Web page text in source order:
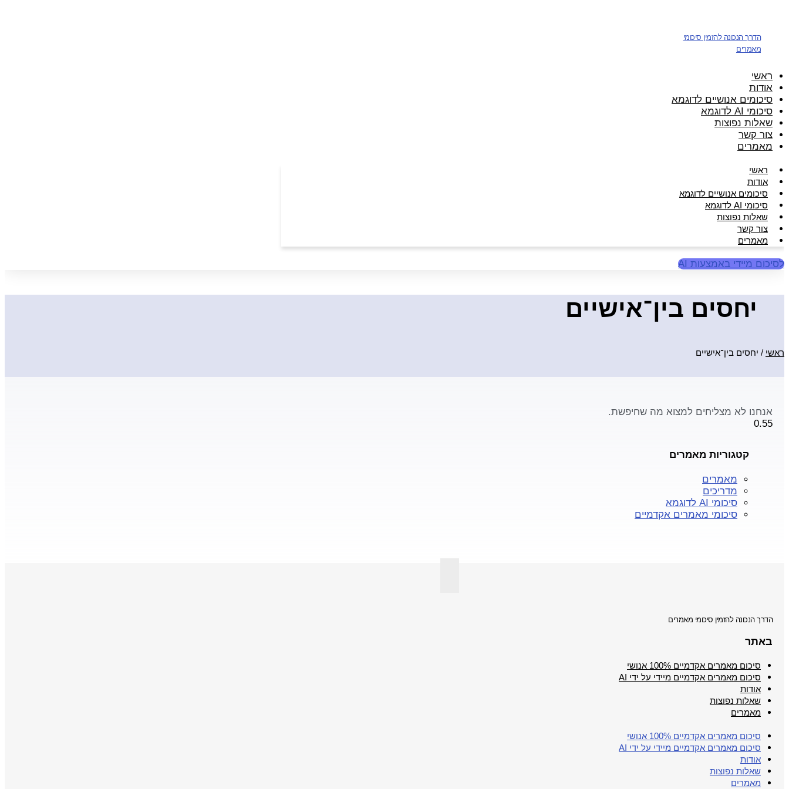
הדרך הנכונה להזמין סיכומי
מאמרים
ראשי
אודות
סיכומים אנושיים לדוגמא
סיכומי AI לדוגמא
שאלות נפוצות
צור קשר
מאמרים
ראשי
אודות
סיכומים אנושיים לדוגמא
סיכומי AI לדוגמא
שאלות נפוצות
צור קשר
מאמרים
לסיכום מיידי באמצעות AI
יחסים בין־אישיים
ראשי / יחסים בין־אישיים
אנחנו לא מצליחים למצוא מה שחיפשת.
קטגוריות מאמרים
מאמרים
מדריכים
סיכומי AI לדוגמא
סיכומי מאמרים אקדמיים
הדרך הנכונה להזמין סיכומי מאמרים
באתר
סיכום מאמרים אקדמיים 100% אנושי
סיכום מאמרים אקדמיים מיידי על ידי AI
אודות
שאלות נפוצות
מאמרים
סיכום מאמרים אקדמיים 100% אנושי
סיכום מאמרים אקדמיים מיידי על ידי AI
אודות
שאלות נפוצות
מאמרים